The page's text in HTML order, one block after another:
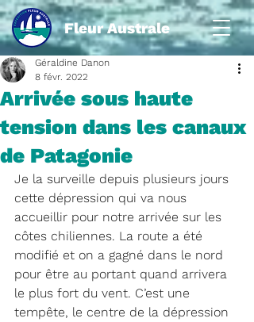
Fleur Australe
Arrivée sous haute
tension dans les canaux
de Patagonie
Géraldine Danon
8 févr. 2022
Je la surveille depuis plusieurs jours
cette dépression qui va nous
accueillir pour notre arrivée sur les
côtes chiliennes. La route a été
modifié et on a gagné dans le nord
pour être au portant quand arrivera
le plus fort du vent. C’est une
tempête, le centre de la dépression